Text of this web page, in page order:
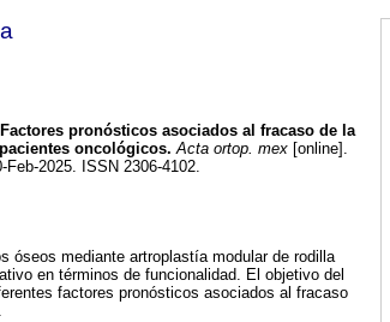
Factores pronósticos asociados al fracaso de la
oncológicos. Acta ortop. mex [online].
2025. ISSN 2306-4102.
óseos mediante artroplastía modular de rodilla
en términos de funcionalidad. El objetivo del
factores pronósticos asociados al fracaso